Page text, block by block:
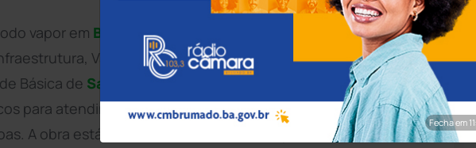
vapor em Brumado. Nesta segunda-feira (30), ao lado do
Vander Luís, o prefeito Fabrício Abrantes (Avante)
Básica de Saúde
(UBS) do Bairro São Félix. A unidade contará
para atendimentos, recepção e sala de reunião com
A obra está 45% concluída, restando apenas a parte de
Fecha em